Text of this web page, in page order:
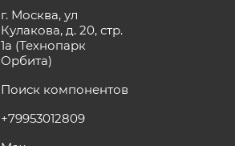
г. Москва, ул
Кулакова, д. 20, стр.
1а (Технопарк
Орбита)
Поиск компонентов
+79953012809